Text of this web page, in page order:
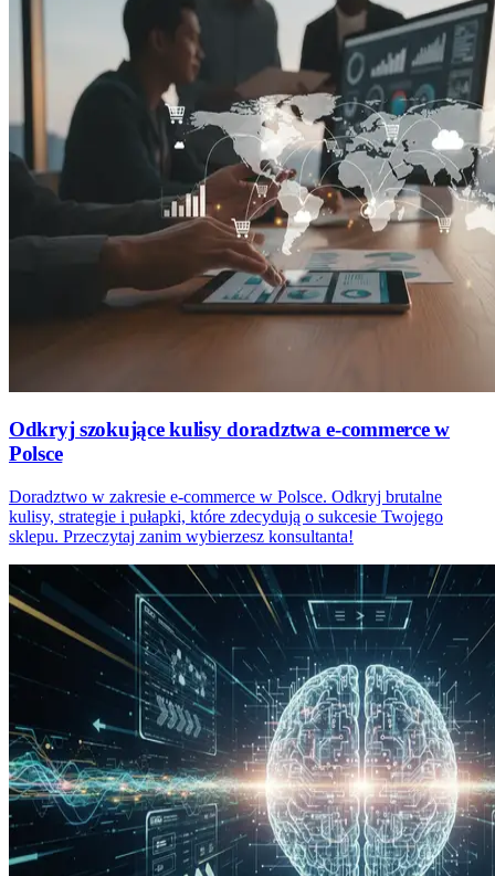
Odkryj szokujące kulisy doradztwa e-commerce w
Polsce
Doradztwo w zakresie e-commerce w Polsce. Odkryj brutalne
kulisy, strategie i pułapki, które zdecydują o sukcesie Twojego
sklepu. Przeczytaj zanim wybierzesz konsultanta!